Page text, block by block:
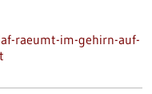
raeumt-im-gehirn-auf-